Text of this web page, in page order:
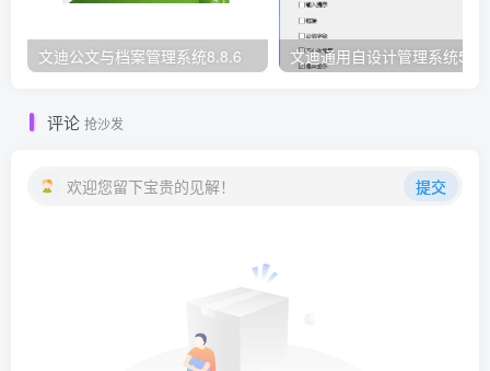
文迪公文与档案管理系统8.8.6 文迪通用自设计管理系统
评论 抢沙发
欢迎您留下宝贵的见解！ 提交